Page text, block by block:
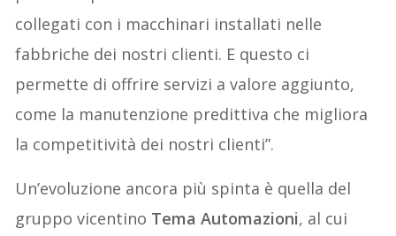
collegati con i macchinari installati nelle
fabbriche dei nostri clienti. E questo ci
permette di offrire servizi a valore aggiunto,
come la manutenzione predittiva che migliora
la competitività dei nostri clienti”.
Un’evoluzione ancora più spinta è quella del
gruppo vicentino Tema Automazioni, al cui